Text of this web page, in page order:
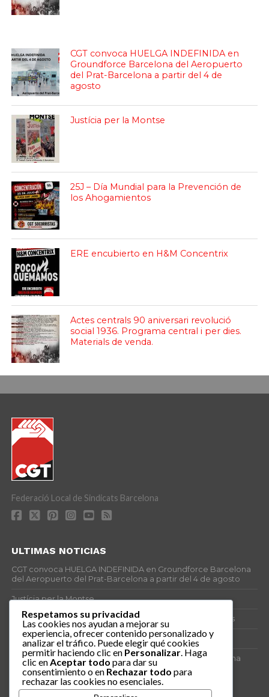
CGT convoca HUELGA INDEFINIDA en
Groundforce Barcelona del Aeropuerto
del Prat-Barcelona a partir del 4 de
agosto
Justícia per la Montse
25J – Día Mundial para la Prevención de
los Ahogamientos
ERE encubierto en H&M Concentrix
Actes centrals 90 aniversari revolució
social 1936. Programa central i per dies.
Materials de venda.
Federació Local de Sindicats Barcelona
ULTIMAS NOTICIAS
CGT convoca HUELGA INDEFINIDA en Groundforce Barcelona
del Aeropuerto del Prat-Barcelona a partir del 4 de agosto
Justícia per la Montse
25J – Día Mundial para la Prevención de los Ahogamientos
ERE encubierto en H&M Concentrix
Actes centrals 90 aniversari revolució social 1936. Programa
central i per dies. Materials de venda.
Respetamos su privacidad
Las cookies nos ayudan a mejorar su
experiencia, ofrecer contenido personalizado y
analizar el tráfico. Puede elegir qué cookies
permitir haciendo clic en Personalizar . Haga
clic en Aceptar todo para dar su
consentimiento o en Rechazar todo para
rechazar las cookies no esenciales.